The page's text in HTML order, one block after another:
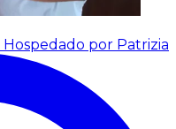
Hospedado por Patrizia